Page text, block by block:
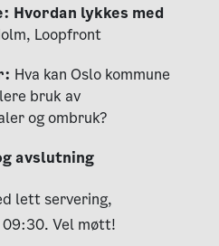
Hvordan lykkes med
Loopfront
Hva kan Oslo kommune
bruk av
og ombruk?
avslutning
lett servering,
Vel møtt!